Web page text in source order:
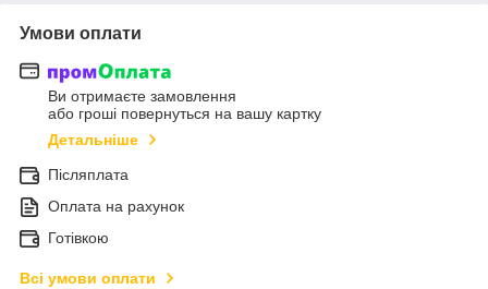
Умови оплати
Ви отримаєте замовлення
або гроші повернуться на вашу картку
Детальніше
Післяплата
Оплата на рахунок
Готівкою
Всі умови оплати